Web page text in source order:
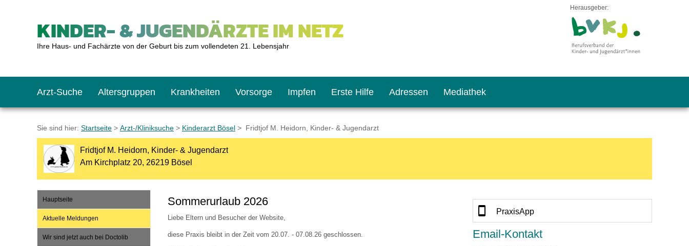
KINDER- & JUGENDÄRZTE IM NETZ
Ihre Haus- und Fachärzte von der Geburt bis zum vollendeten 21. Lebensjahr
Herausgeber:
Arzt-Suche Altersgruppen
Das erste Jahr
Kleinkinder
Krankheiten Vorsorge
Baby: U1 bis U6
Kleinkind: U7 bis U9
Impfen
Impfkalender
Impfen: Wann und wie oft?
Erste Hilfe
Notrufnummern
Giftnotruf
Adressen
Notdienste
Sozialpädiatrie
Mediathek
BMI-Rechner
Körpergrößen-Rechner
Sie sind hier: Startseite > Arzt-/Kliniksuche > Kinderarzt Bösel > Fridtjof M. Heidorn, Kinder- & Jugendarzt
Fridtjof M. Heidorn, Kinder- & Jugendarzt
Am Kirchplatz 20, 26219 Bösel
Hauptseite
Aktuelle Meldungen
Wir sind jetzt auch bei Doctolib
Sommerurlaub 2026
Liebe Eltern und Besucher der Website,
diese Praxis bleibt in der Zeit vom 20.07. - 07.08.26 geschlossen.
PraxisApp
Email-Kontakt